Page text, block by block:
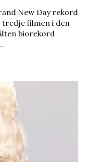
New Day rekord
tredje filmen i den
biorekord